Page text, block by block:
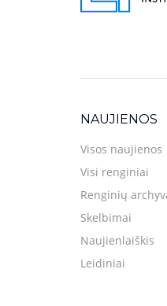
NAUJIENOS
Visos naujienos
Visi renginiai
Renginių
Skelbimai
Naujienlaiškis
Leidiniai